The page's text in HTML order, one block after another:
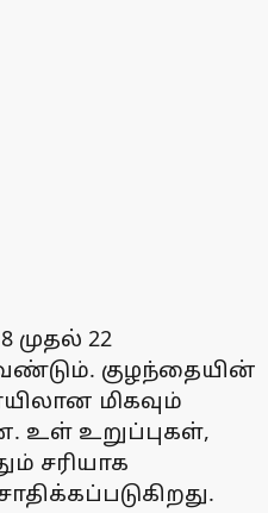
முதல் 22
குழந்தையின்
மிகவும்
உள் உறுப்புகள்,
சரியாக